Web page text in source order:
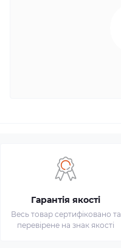
Гарантія якості
Весь товар сертифіковано та
перевірене на знак якості